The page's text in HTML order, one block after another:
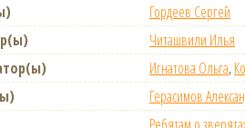
Гордеев Сергей
Читашвили Илья
Игнатова Ольга,
Герасимов